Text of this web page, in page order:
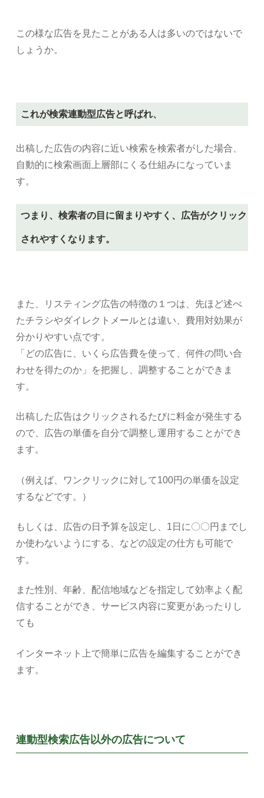
この様な広告を見たことがある人は多いのではないで
しょうか。
これが検索連動型広告と呼ばれ、
出稿した広告の内容に近い検索を検索者がした場合、
自動的に検索画面上層部にくる仕組みになっていま
す。
つまり、検索者の目に留まりやすく、広告がクリック
されやすくなります。
また、リスティング広告の特徴の１つは、先ほど述べ
たチラシやダイレクトメールとは違い、費用対効果が
分かりやすい点です。
「どの広告に、いくら広告費を使って、何件の問い合
わせを得たのか」を把握し、調整することができま
す。
出稿した広告はクリックされるたびに料金が発生する
ので、広告の単価を自分で調整し運用することができ
ます。
（例えば、ワンクリックに対して100円の単価を設定
するなどです。）
もしくは、広告の日予算を設定し、1日に〇〇円までし
か使わないようにする、などの設定の仕方も可能で
す。
また性別、年齢、配信地域などを指定して効率よく配
信することができ、サービス内容に変更があったりし
ても
インターネット上で簡単に広告を編集することができ
ます。
連動型検索広告以外の広告について